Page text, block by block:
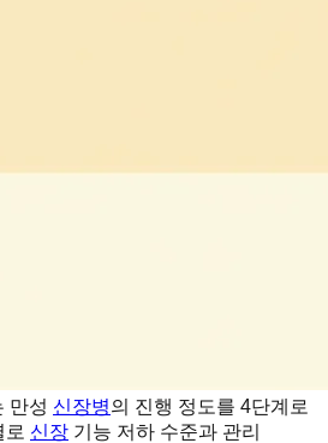
만성 신장병의 진행 정도를 4단계로
로 신장 기능 저하 수준과 관리